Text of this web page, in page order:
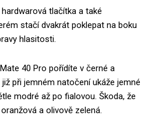
tlačítka a také
stačí dvakrát poklepat na boku
hlasitosti.
40 Pro pořídíte v černé a
při jemném natočení ukáže jemné
modré až po fialovou. Škoda, že
a olivově zelená.